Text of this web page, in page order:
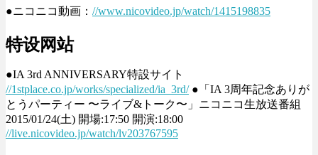
●ニコニコ動画： //www.nicovideo.jp/watch/1415198835
特设网站
●IA 3rd ANNIVERSARY特設サイト
//1stplace.co.jp/works/specialized/ia_3rd/●「IA 3周年記念ありが
とうパーティー 〜ライブ&トーク〜」ニコニコ生放送番組
2015/01/24(土) 開場:17:50 開演:18:00
//live.nicovideo.jp/watch/lv203767595